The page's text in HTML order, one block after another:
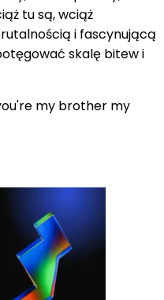
tu są, wciąż
i fascynującą
skalę bitew i
my brother my